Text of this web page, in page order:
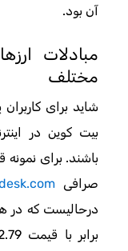
آن بود.
مبادلات
مختلف
شاید برای
بیت کوین در
صرافی